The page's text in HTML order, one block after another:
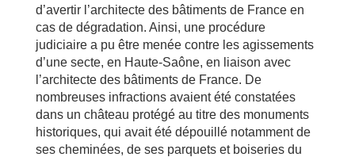
d’avertir l’architecte des bâtiments de France en
cas de dégradation. Ainsi, une procédure
judiciaire a pu être menée contre les agissements
d’une secte, en Haute-Saône, en liaison avec
l’architecte des bâtiments de France. De
nombreuses infractions avaient été constatées
dans un château protégé au titre des monuments
historiques, qui avait été dépouillé notamment de
ses cheminées, de ses parquets et boiseries du